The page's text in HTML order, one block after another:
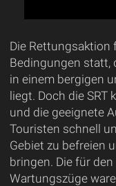
Die Rettungsaktion
Bedingungen statt,
in einem bergigen
liegt. Doch die SRT
und die geeignete
Touristen schnell
Gebiet zu befreien
bringen. Die für
Wartungszüge